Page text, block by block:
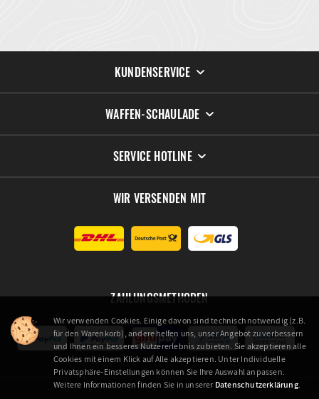
KUNDENSERVICE
WAFFEN-SCHAULADE
SERVICE HOTLINE
WIR VERSENDEN MIT
ZAHLUNGSMETHODEN
Wir verwenden Cookies. Einige davon sind technisch notwendig (z.B.
für den Warenkorb), andere helfen uns, unser Angebot zu verbessern
und Ihnen ein besseres Nutzererlebnis zu bieten. Sie akzeptieren alle
Cookies mit einem Klick auf Alle akzeptieren. Unter Individuelle
Privatsphäre-Einstellungen können Sie Ihre Auswahl anpassen.
Weitere Informationen finden Sie in unserer Datenschutzerklärung.